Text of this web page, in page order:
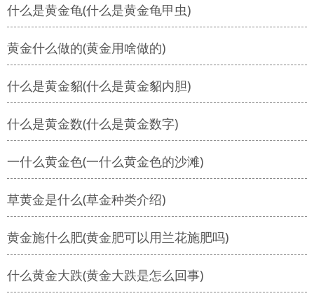
什么是黄金龟(什么是黄金龟甲虫)
黄金什么做的(黄金用啥做的)
什么是黄金貂(什么是黄金貂内胆)
什么是黄金数(什么是黄金数字)
一什么黄金色(一什么黄金色的沙滩)
草黄金是什么(草金种类介绍)
黄金施什么肥(黄金肥可以用兰花施肥吗)
什么黄金大跌(黄金大跌是怎么回事)